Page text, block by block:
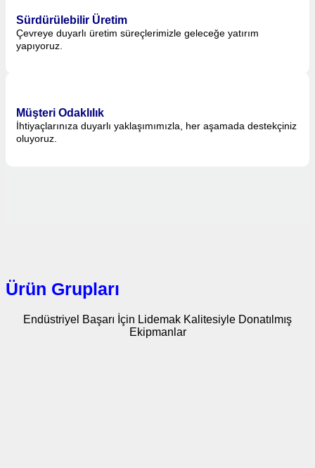
Sürdürülebilir Üretim
Çevreye duyarlı üretim süreçlerimizle geleceğe yatırım
yapıyoruz.
Müşteri Odaklılık
İhtiyaçlarınıza duyarlı yaklaşımımızla, her aşamada destekçiniz
oluyoruz.
Ürün Grupları
Endüstriyel Başarı İçin Lidemak Kalitesiyle Donatılmış
Ekipmanlar